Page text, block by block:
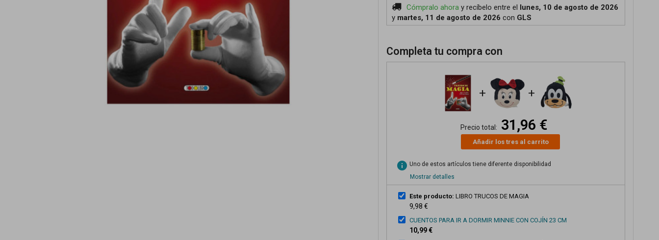
Cómpralo ahoray recíbeloentre el lunes, 10 de agosto de 2026
y martes, 11 de agosto de 2026 con GLS
Completa tu compra con
+ +
Precio total: 31,96 €
Añadir los tres al carrito
info Uno de estos artículos tiene diferente disponibilidad
Mostrar detalles
Este producto: LIBRO TRUCOS DE MAGIA
9,98 €
CUENTOS PARA IR A DORMIR MINNIE CON COJÍN 23 CM
10,99 €